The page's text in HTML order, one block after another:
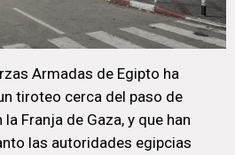
Armadas de Egipto ha
tiroteo cerca del paso de
Franja de Gaza, y que han
las autoridades egipcias